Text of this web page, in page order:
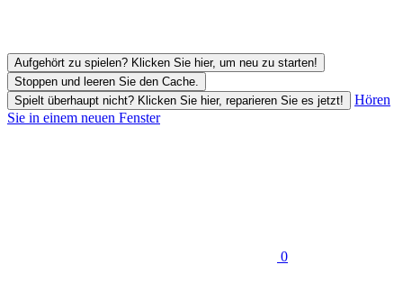
Aufgehört zu spielen? Klicken Sie hier, um neu zu starten!
Stoppen und leeren Sie den Cache.
Spielt überhaupt nicht? Klicken Sie hier, reparieren Sie es jetzt!
Hören
Sie in einem neuen Fenster
0